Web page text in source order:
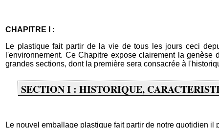
CHAPITRE I :
Le plastique fait partir de la vie de tous les jours ceci
l'environnement. Ce Chapitre expose clairement la
grandes sections, dont la première sera consacrée à
SECTION I : HISTORIQUE,
Le nouvel emballage plastique fait partir de notre quotidien